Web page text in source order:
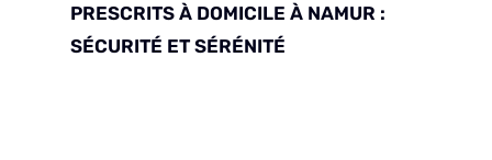
PRESCRITS À DOMICILE À NAMUR :
SÉCURITÉ ET SÉRÉNITÉ